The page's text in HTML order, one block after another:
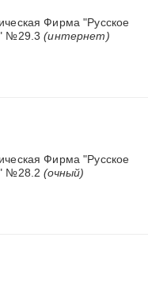
Фирма "Русское
№29.3(интернет)
Фирма "Русское
№28.2(очный)